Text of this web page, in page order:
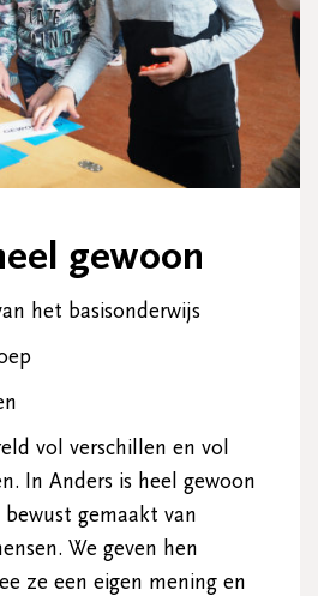
gewoon
het basisonderwijs
vol verschillen en vol
In Anders is heel gewoon
gemaakt van
We geven hen
ze een eigen mening en